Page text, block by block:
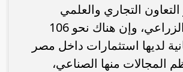
التعاون التجاري والعلمي
والتكنولوجي والزراعي، وإن هناك نحو 106
لديها استثمارات داخل مصر
منها الصناعي،